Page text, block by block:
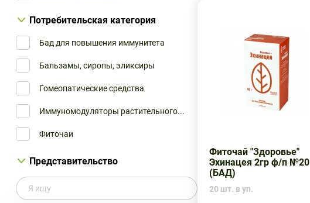
ЭКОлаб ЗАО
Потребительская категория
Бад для повышения иммунитета
Бальзамы, сиропы, эликсиры
Гомеопатические средства
Иммуномодуляторы растительного...
Фиточаи
Представительство
Фиточай "Здоровье"
Эхинацея 2гр ф/п №20
(БАД)
20 шт. в уп.